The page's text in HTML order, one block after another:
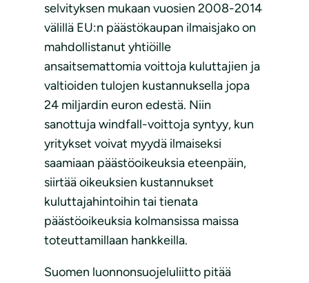
selvityksen mukaan vuosien 2008-2014
välillä EU:n päästökaupan ilmaisjako on
mahdollistanut yhtiöille
ansaitsemattomia voittoja kuluttajien ja
valtioiden tulojen kustannuksella jopa
24 miljardin euron edestä. Niin
sanottuja windfall-voittoja syntyy, kun
yritykset voivat myydä ilmaiseksi
saamiaan päästöoikeuksia eteenpäin,
siirtää oikeuksien kustannukset
kuluttajahintoihin tai tienata
päästöoikeuksia kolmansissa maissa
toteuttamillaan hankkeilla.
Suomen luonnonsuojeluliitto pitää